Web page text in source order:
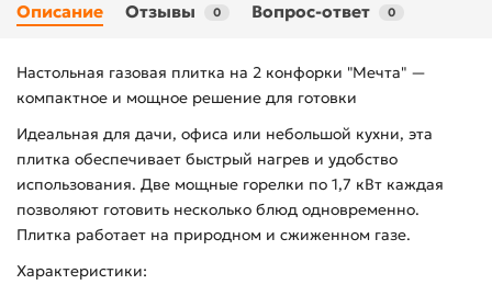
Описание Отзывы 0 Вопрос-ответ 0
Настольная газовая плитка на 2 конфорки "Мечта" —
компактное и мощное решение для готовки
Идеальная для дачи, офиса или небольшой кухни, эта
плитка обеспечивает быстрый нагрев и удобство
использования. Две мощные горелки по 1,7 кВт каждая
позволяют готовить несколько блюд одновременно.
Плитка работает на природном и сжиженном газе.
Характеристики: